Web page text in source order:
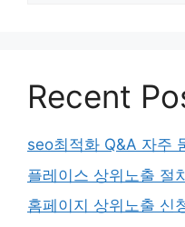
Recent
seo최적화 Q&A 자주
플레이스 상위노출 절
홈페이지 상위노출 신